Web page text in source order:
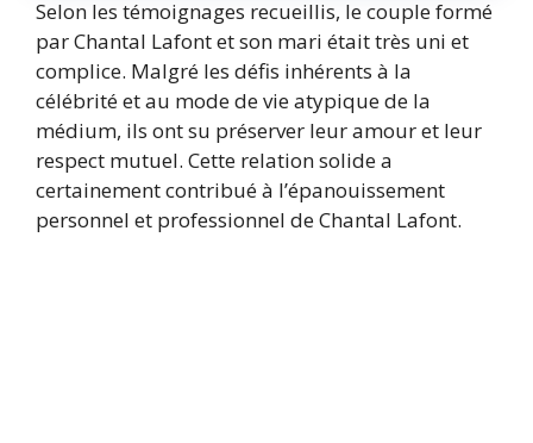
Selon les témoignages recueillis, le couple formé
par Chantal Lafont et son mari était très uni et
complice. Malgré les défis inhérents à la
célébrité et au mode de vie atypique de la
médium, ils ont su préserver leur amour et leur
respect mutuel. Cette relation solide a
certainement contribué à l’épanouissement
personnel et professionnel de Chantal Lafont.